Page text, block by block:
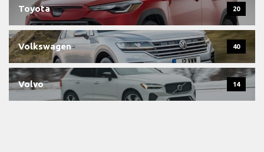
Toyota 20
Volkswagen 40
Volvo 14